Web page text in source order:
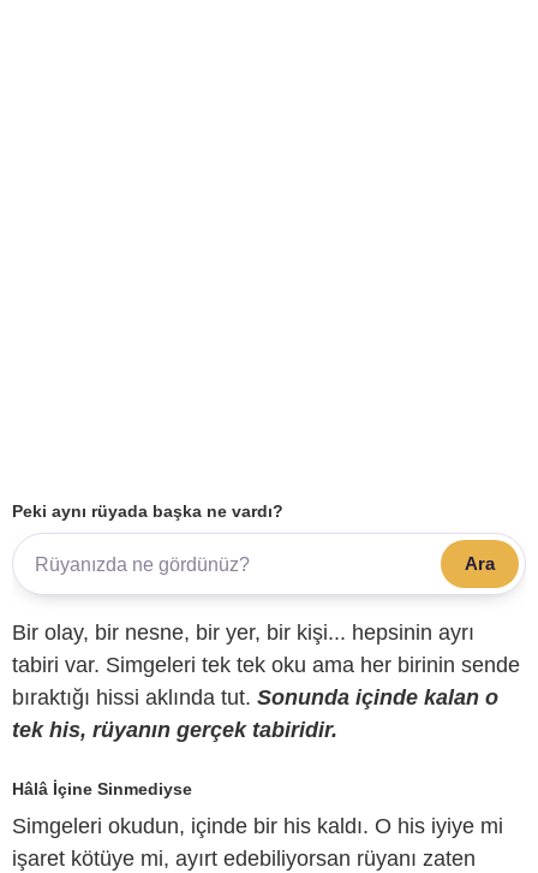
Peki aynı rüyada başka ne vardı?
Ara
Bir olay, bir nesne, bir yer, bir kişi... hepsinin ayrı
tabiri var. Simgeleri tek tek oku ama her birinin sende
bıraktığı hissi aklında tut. Sonunda içinde kalan o
tek his, rüyanın gerçek tabiridir.
Hâlâ İçine Sinmediyse
Simgeleri okudun, içinde bir his kaldı. O his iyiye mi
işaret kötüye mi, ayırt edebiliyorsan rüyanı zaten